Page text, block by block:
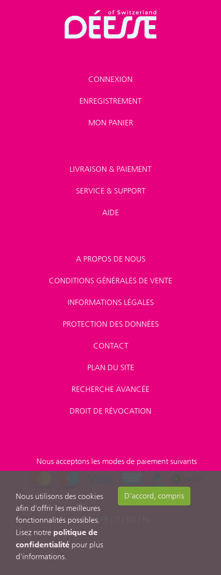
CONNEXION
ENREGISTREMENT
MON PANIER
LIVRAISON & PAIEMENT
SERVICE & SUPPORT
AIDE
A PROPOS DE NOUS
CONDITIONS GÉNÉRALES DE VENTE
INFORMATIONS LÉGALES
PROTECTION DES DONNÉES
CONTACT
PLAN DU SITE
RECHERCHE AVANCÉE
DROIT DE RÉVOCATION
Nous acceptons les modes de paiement suivants
DE|EN|
Nous utilisons des cookies
afin d'offrir les meilleures
fonctionnalités possibles.
Lisez notre politique de
confidentialité pour plus
d'informations.
D'accord, compris